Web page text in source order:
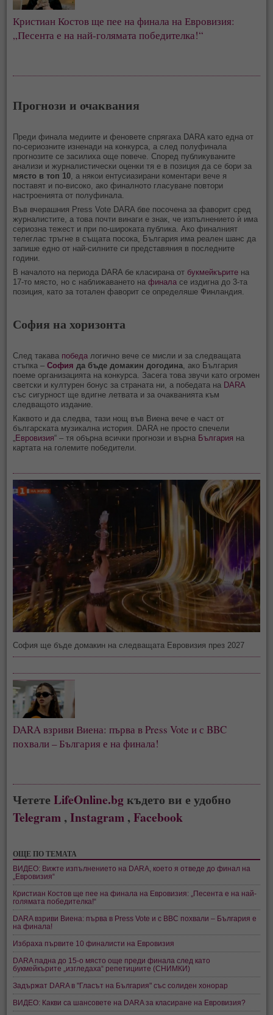
Кристиан Костов ще пее на финала на Евровизия:
„Песента е на най-голямата победителка!“
Прогнози и очаквания
Преди финала медиите и феновете спрягаха DARA като една от
по-сериозните изненади на конкурса, а след полуфинала
прогнозите се засилиха още повече. Според публикуваните
анализи и журналистически оценки тя е в позиция да се бори за
място в топ 10, а някои ентусиазирани коментари вече я
поставят и по-високо, ако финалното гласуване повтори
настроенията от полуфинала.
Във вчерашния Press Vote DARA бве посочена за фаворит сред
журналистите, а това почти винаги е знак, че изпълнението ѝ има
сериозна тежест и при по-широката публика. Ако финалният
телеглас тръгне в същата посока, България има реален шанс да
запише едно от най-силните си представяния в последните
години.
В началото на периода DARA бе класирана от букмейкърите на
17-то място, но с наближаването нафинала се издигна до 3-та
позиция, като за тотален фаворит се определяше Финландия.
София на хоризонта
След такава победа логично вече се мисли и за следващата
стъпка –София да бъде домакин догодина, ако България
поеме организацията на конкурса. Засега това звучи като огромен
светски и културен бонус за страната ни, а победата на DARA
със сигурност ще вдигне летвата и за очакванията към
следващото издание.
Каквото и да следва, тази нощ във Виена вече е част от
българската музикална история. DARA не просто спечели
„Евровизия“ – тя обърна всички прогнози и върна България на
картата на големите победители.
София ще бъде домакин на следващата Евровизия през 2027
DARA взриви Виена: първа в Press Vote и с BBC
похвали – България е на финала!
ЧететеLifeOnline.bgкъдето ви е удобно
Telegram ,Instagram ,Facebook
ОЩЕ ПО ТЕМАТА
ВИДЕО: Вижте изпълнението на DARA, което я отведе до финал на
„Евровизия“
Кристиан Костов ще пее на финала на Евровизия: „Песента е на най-
голямата победителка!“
DARA взриви Виена: първа в Press Vote и с BBC похвали – България е
на финала!
Избраха първите 10 финалисти на Евровизия
DARA падна до 15-о място още преди финала след като
букмейкърите „изгледаха“ репетициите (СНИМКИ)
Задържат DARA в "Гласът на България" със солиден хонорар
ВИДЕО: Какви са шансовете на DARA за класиране на Евровизия?